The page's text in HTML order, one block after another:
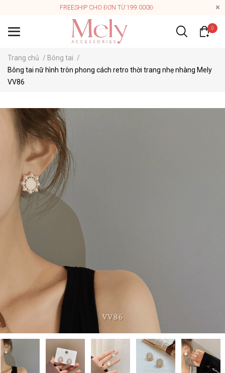
FREESHIP CHO ĐƠN TỪ 199.000Đ
0
Trang chủ / Bông tai /
Bông tai nữ hình tròn phong cách retro thời trang nhẹ nhàng Mely
VV86